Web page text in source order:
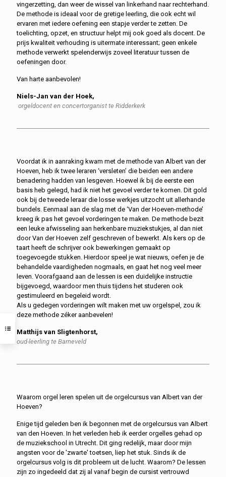
vingerzetting, dan weer de wissel van linkerhand naar rechterhand.
De methode is ideaal voor de gretige leerling, die ook echt wil
ervaren met iedere oefening een stapje verder te zetten. De
toelichting, opzet, en structuur helpt mij ook goed als docent. De
prijs kwaliteit verhouding is uitermate interessant; geen enkele
methode verwerkt spelenderwijs zoveel literatuur tussen de
oefeningen door.
Van harte aanbevolen!
Niels-Jan van der Hoek,
orgeldocent en concertorganist te Ridderkerk
Voordat ik in aanraking kwam met de methode van Albert van der
Hoeven, heb ik twee leraren ‘versleten’ die beiden een andere
benadering hadden van lesgeven. Hoewel ik bij de eerste een
basis heb gelegd, had ik niet het gevoel verder te komen. Dit gold
ook bij de tweede leraar die losse werkjes uitzocht uit allerhande
bundels. Eenmaal aan de slag met de ‘Van der Hoeven-methode’
kreeg ik pas het gevoel vorderingen te maken. De methode bezit
een leuke afwisseling aan herkenbare muziekstukjes, al dan niet
door Van der Hoeven zelf geschreven of bewerkt. Als kers op de
taart heeft de schrijver ook bewerkingen gemaakt op
toegevoegde stukken. Hierdoor speel je wat nieuws, oefen je de
behandelde vaardigheden nogmaals, en gaat het nog veel meer
leven. Voorafgaand aan de lessen is een duidelijke instructie
bijgevoegd, waardoor men thuis tijdens het studeren ook
gestimuleerd en begeleid wordt.
Als u gedegen vorderingen wilt maken met uw orgelspel, zou ik
deze methode zéker aanbevelen!
Matthijs van Sligtenhorst,
oud-leerling te Barneveld
Waarom orgel leren spelen uit de orgelcursus van Albert van der
Hoeven?
Enige tijd geleden ben ik begonnen met de orgelcursus van Albert
van den Hoeven. In het verleden heb ik eerder orgelles gehad op
de muziekschool in Utrecht. Dit ging redelijk, maar door mijn
angsten voor de 'zwarte' toetsen, liep het stuk. Sinds ik de
orgelcursus volg is dit probleem uit de lucht. Waarom? De lessen
zijn zo ingedeeld dat zij al vanaf begin de cursist vertrouwd